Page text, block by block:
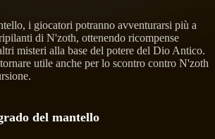
i giocatori potranno avventurarsi più a
di N'zoth, ottenendo ricompense
misteri alla base del potere del Dio Antico.
utile anche per lo scontro contro N'zoth
del mantello